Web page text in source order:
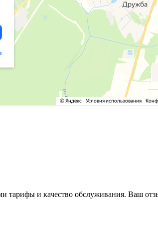
тарифы и качество обслуживания. Ваш